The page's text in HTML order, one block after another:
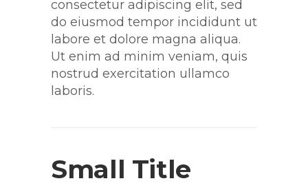
consectetur adipiscing elit, sed
do eiusmod tempor incididunt ut
labore et dolore magna aliqua.
Ut enim ad minim veniam, quis
nostrud exercitation ullamco
laboris.
Small Title